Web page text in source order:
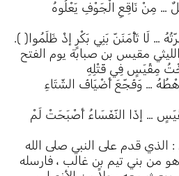
… مِنْ نَاقِعِ الْجَوْفِ يَعْلُوهُ
… لَا تَأْمَنَنّ بَنِي بَكْرٍ إذْ ظَلَمُوا( ).
مقيس بن صبابة يوم الفتح
مِقْيَسٍ فِي قَتْلِهِ
… وَفَجّعَ أَضْيَافَ الشّتَاءِ
… إذَا النّفَسَاءُ أَصْبَحَتْ لَمْ
: الذي قدم على النبي صلى الله
من بني تيم بن غالب ، فارسله